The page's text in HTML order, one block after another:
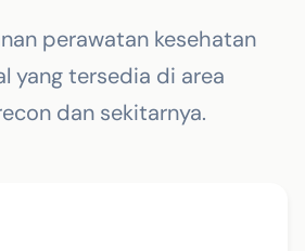
perawatan kesehatan
yang tersedia di area
dan sekitarnya.